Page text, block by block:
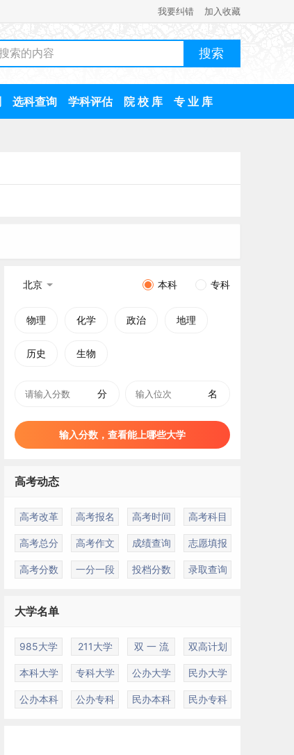
我要纠错 加入收藏
选科查询 学科评估 院 校 库 专 业 库
北京 本科 专科
物理 化学 政治 地理
历史 生物
分 名
输入分数，查看能上哪些大学
高考动态
高考改革 高考报名 高考时间 高考科目
高考总分 高考作文 成绩查询 志愿填报
高考分数 一分一段 投档分数 录取查询
大学名单
985大学 211大学 双 一 流 双高计划
本科大学 专科大学 公办大学 民办大学
公办本科 公办专科 民办本科 民办专科